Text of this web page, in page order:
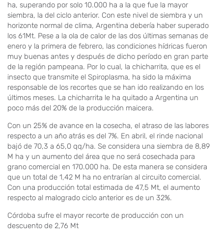
ha, superando por solo 10.000 ha a la que fue la mayor
siembra, la del ciclo anterior. Con este nivel de siembra y un
horizonte normal de clima, Argentina debería haber superado
los 61Mt. Pese a la ola de calor de las dos últimas semanas de
enero y la primera de febrero, las condiciones hídricas fueron
muy buenas antes y después de dicho período en gran parte
de la región pampeana. Por lo cual, la chicharrita, que es el
insecto que transmite el Spiroplasma, ha sido la máxima
responsable de los recortes que se han ido realizando en los
últimos meses. La chicharrita le ha quitado a Argentina un
poco más del 20% de la producción maicera.
Con un 25% de avance en la cosecha, el atraso de las labores
respecto a un año atrás es del 7%. En abril, el rinde nacional
bajó de 70,3 a 65,0 qq/ha. Se considera una siembra de 8,89
M ha y un aumento del área que no será cosechada para
grano comercial en 170.000 ha. De esta manera se considera
que un total de 1,42 M ha no entrarían al circuito comercial.
Con una producción total estimada de 47,5 Mt, el aumento
respecto al malogrado ciclo anterior es de un 32%.
Córdoba sufre el mayor recorte de producción con un
descuento de 2,76 Mt